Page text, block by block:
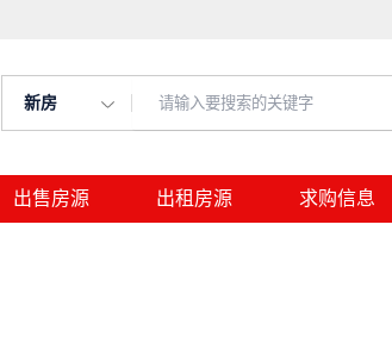
新房
出售房源 出租房源 求购信息